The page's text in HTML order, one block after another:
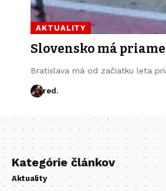
AKTUALITY
Slovensko má
Bratislava má od začiatku leta
red.
Kategórie článkov
Aktuality